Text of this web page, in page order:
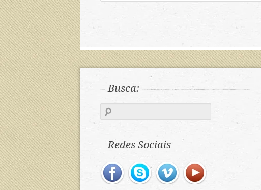
Busca:
Redes Sociais